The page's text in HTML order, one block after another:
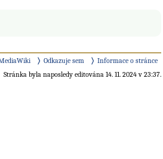
Odkazuje sem
Informace o stránce
Stránka byla naposledy editována 14. 11. 2024 v 23:37.